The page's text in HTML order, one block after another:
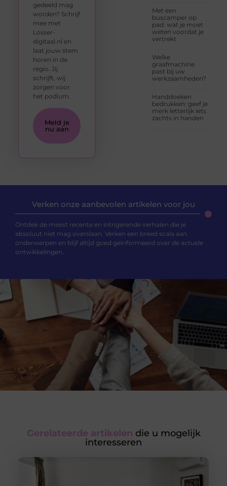
Met een
buscamper op
pad: wat je moet
weten voordat je
vertrekt
Welke
graafmachine
past bij uw
werkzaamheden?
Handdoeken
bedrukken: geef je
merk letterlijk iets
zachts in handen
gedeeld mag
worden? Schrijf
mee met
Losser-
digitaal.nl en
laat jouw stem
horen in de
regio. Jij
schrijft, wij
zorgen voor
het podium.
Meld je
nu aan
Verken onze aanbevolen artikelen voor jou
Ontdek de meest recente en intrigerende verhalen die je
absoluut niet mag overslaan. Verken een breed scala aan
onderwerpen en blijf altijd goed geïnformeerd over de actuele
ontwikkelingen.
Gerelateerde artikelen die u mogelijk
interesseren